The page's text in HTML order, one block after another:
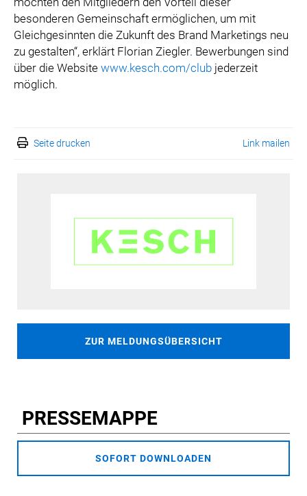
besonderen Gemeinschaft ermöglichen, um mit
Gleichgesinnten die Zukunft des Brand Marketings neu
zu gestalten“, erklärt Florian Ziegler. Bewerbungen sind
über die Website www.kesch.com/club jederzeit
möglich.
Seite drucken Link mailen
ZUR MELDUNGSÜBERSICHT
PRESSEMAPPE
SOFORT DOWNLOADEN